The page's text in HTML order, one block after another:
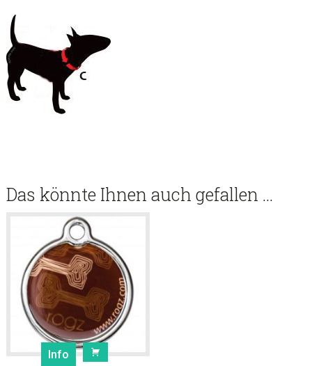
Das könnte Ihnen auch gefallen …
Info